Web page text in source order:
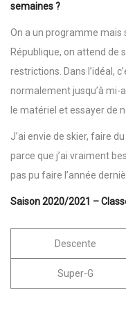
semaines ?
On a un programme mais
République, on attend de
restrictions. Dans l’idéal,
normalement jusqu’à mi-
le matériel et essayer de
J’ai envie de skier, faire
parce que j’ai vraiment
pas pu faire l’année
Saison 2020/2021 –
Descente
Super-G